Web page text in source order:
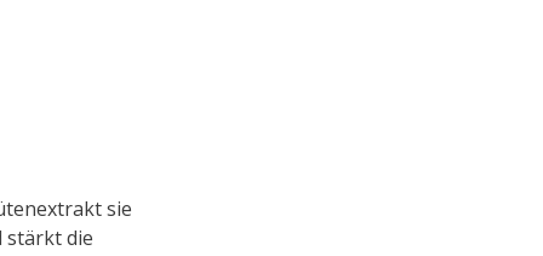
sie
stärkt die